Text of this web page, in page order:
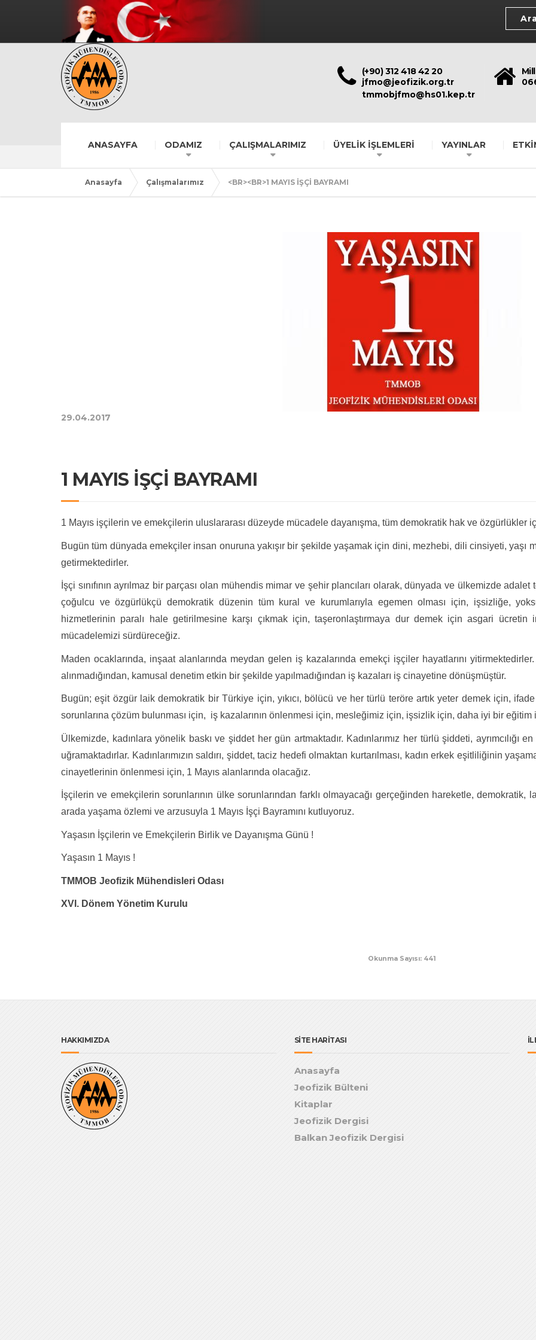
(+90) 312 418 42 20
jfmo@jeofizik.org.tr
tmmobjfmo@hs01.kep.tr
ANASAYFA ODAMIZ ÇALIŞMALARIMIZ ÜYELİK İŞLEMLERİ YAYINLAR
Anasayfa Çalışmalarımız <BR><BR>1 MAYIS İŞÇİ BAYRAMI
29.04.2017
1 MAYIS İŞÇİ BAYRAMI
1 Mayıs işçilerin ve emekçilerin uluslararası düzeyde mücadele dayanışma, tüm demokratik hak ve özgürlükler
Bugün tüm dünyada emekçiler insan onuruna yakışır bir şekilde yaşamak için dini, mezhebi, dili cinsiyeti,
getirmektedirler.
İşçi sınıfının ayrılmaz bir parçası olan mühendis mimar ve şehir plancıları olarak, dünyada ve ülkemizde
çoğulcu ve özgürlükçü demokratik düzenin tüm kural ve kurumlarıyla egemen olması için, işsizliğe,
hizmetlerinin paralı hale getirilmesine karşı çıkmak için, taşeronlaştırmaya dur demek için asgari ücretin
mücadelemizi sürdüreceğiz.
Maden ocaklarında, inşaat alanlarında meydan gelen iş kazalarında emekçi işçiler hayatlarını
alınmadığından, kamusal denetim etkin bir şekilde yapılmadığından iş kazaları iş cinayetine dönüşmüştür.
Bugün; eşit özgür laik demokratik bir Türkiye için, yıkıcı, bölücü ve her türlü teröre artık yeter demek için,
sorunlarına çözüm bulunması için, iş kazalarının önlenmesi için, mesleğimiz için, işsizlik için, daha iyi bir eğitim
Ülkemizde, kadınlara yönelik baskı ve şiddet her gün artmaktadır. Kadınlarımız her türlü şiddeti, ayrımcılığı
uğramaktadırlar. Kadınlarımızın saldırı, şiddet, taciz hedefi olmaktan kurtarılması, kadın erkek eşitliliğinin
cinayetlerinin önlenmesi için, 1 Mayıs alanlarında olacağız.
İşçilerin ve emekçilerin sorunlarının ülke sorunlarından farklı olmayacağı gerçeğinden hareketle, demokratik,
arada yaşama özlemi ve arzusuyla 1 Mayıs İşçi Bayramını kutluyoruz.
Yaşasın İşçilerin ve Emekçilerin Birlik ve Dayanışma Günü !
Yaşasın 1 Mayıs !
TMMOB Jeofizik Mühendisleri Odası
XVI. Dönem Yönetim Kurulu
Okunma Sayısı: 441
HAKKIMIZDA SİTE HARİTASI
Anasayfa
Jeofizik Bülteni
Kitaplar
Jeofizik Dergisi
Balkan Jeofizik Dergisi